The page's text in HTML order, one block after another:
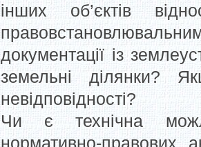
інших об’єктів
документації із
земельні ділянки?
невідповідності?
Чи є технічна
нормативно-правових